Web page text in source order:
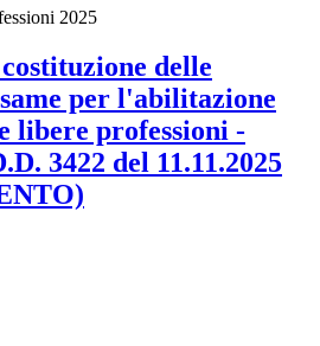
delle
per l'abilitazione
libere professioni -
3422 del 11.11.2025